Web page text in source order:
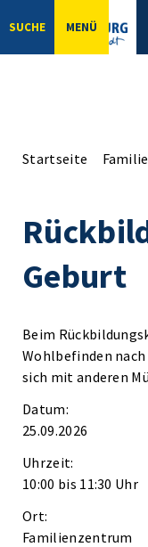
SUCHE MENÜ
Startseite
Geburt
Beim
Wohlbefinden
sich mit anderen
Datum:
25.09.2026
Uhrzeit:
10:00 bis 11:30 Uhr
Ort:
Familienzentrum